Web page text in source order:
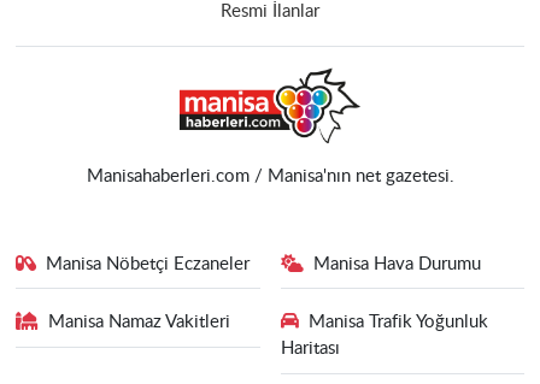
Resmi İlanlar
Manisahaberleri.com / Manisa'nın net gazetesi.
Manisa Nöbetçi Eczaneler Manisa Hava Durumu
Manisa Namaz Vakitleri
Manisa Trafik Yoğunluk
Haritası